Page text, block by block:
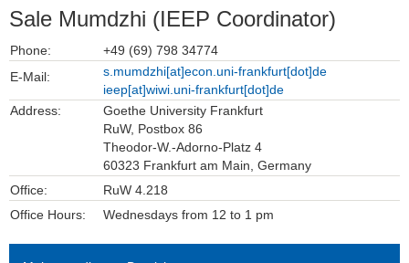
Economic Policy and
Department EQ
Home
Prof. Georg Dürnecker, Ph.D.
Sale Mumdzhi (IEEP Coordinator)
Phone:
+49 (69) 798 34774
E-Mail:
s.mumdzhi[at]econ.uni-frankfurt[dot]de
ieep[at]wiwi.uni-frankfurt[dot]de
Address:
Goethe University Frankfurt
RuW, Postbox 86
Theodor-W.-Adorno-Platz 4
60323 Frankfurt am Main, Germany
Office:
RuW 4.218
Office Hours:
Wednesdays from 12 to 1 pm